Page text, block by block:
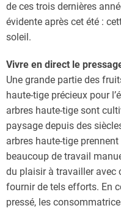
de ces trois dernières
évidente après cet été :
soleil.
Vivre en direct le
Une grande partie des
haute-tige précieux pour
arbres haute-tige sont
paysage depuis des
arbres haute-tige
beaucoup de travail
du plaisir à travailler avec
fournir de tels efforts. En
pressé, les